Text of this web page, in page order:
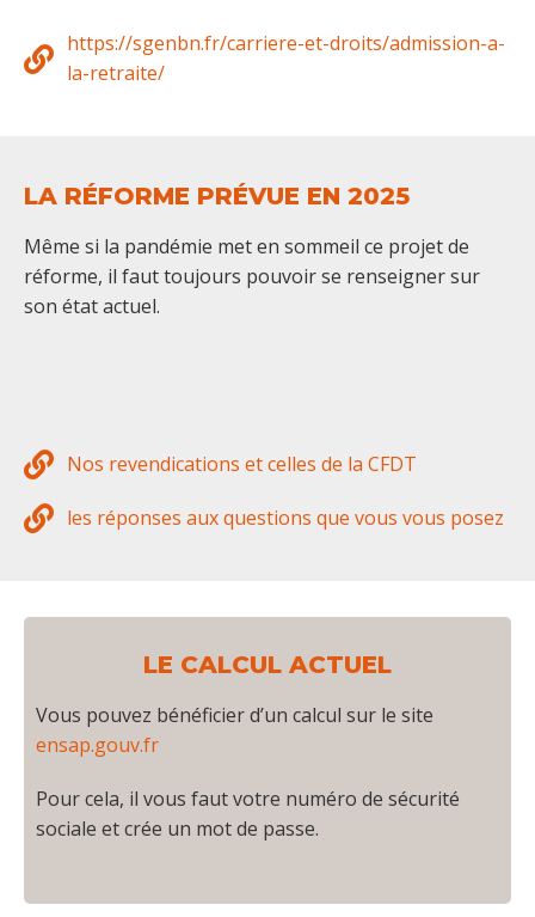
https://sgenbn.fr/carriere-et-droits/admission-a-
la-retraite/
LA RÉFORME PRÉVUE EN 2025
Même si la pandémie met en sommeil ce projet de
réforme, il faut toujours pouvoir se renseigner sur
son état actuel.
Nos revendications et celles de la CFDT
les réponses aux questions que vous vous posez
LE CALCUL ACTUEL
Vous pouvez bénéficier d’un calcul sur le site
ensap.gouv.fr
Pour cela, il vous faut votre numéro de sécurité
sociale et crée un mot de passe.